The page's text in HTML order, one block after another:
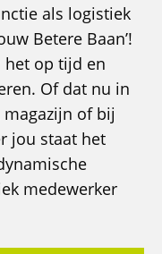
als logistiek
Betere Baan’!
het op tijd en
Of dat nu in
of bij
jou staat het
medewerker